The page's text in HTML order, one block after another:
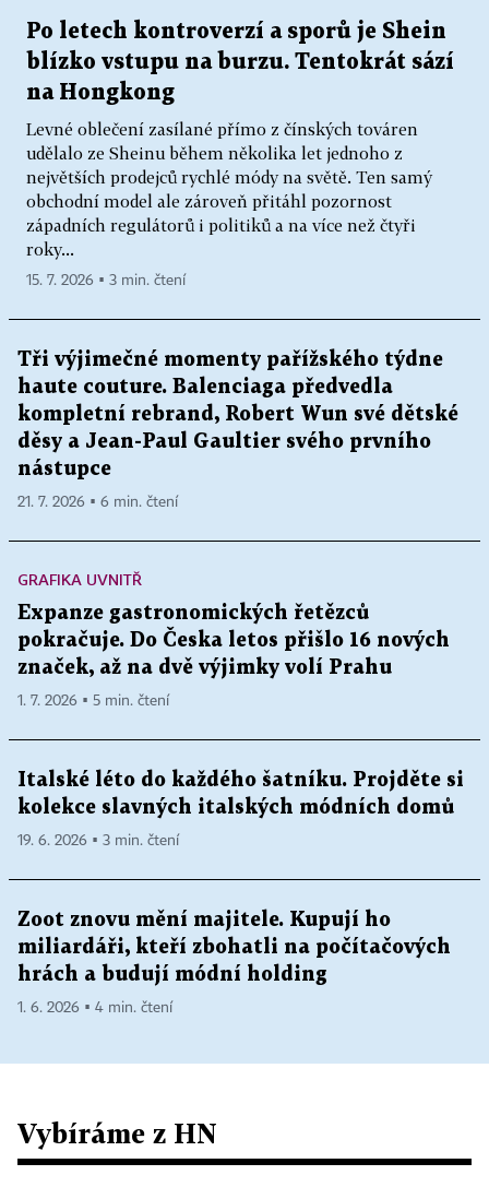
Po letech kontroverzí a sporů je Shein
blízko vstupu na burzu. Tentokrát sází
na Hongkong
Levné oblečení zasílané přímo z čínských továren
udělalo ze Sheinu během několika let jednoho z
největších prodejců rychlé módy na světě. Ten samý
obchodní model ale zároveň přitáhl pozornost
západních regulátorů i politiků a na více než čtyři
roky...
15. 7. 2026 ▪ 3 min. čtení
Tři výjimečné momenty pařížského týdne
haute couture. Balenciaga předvedla
kompletní rebrand, Robert Wun své dětské
děsy a Jean-Paul Gaultier svého prvního
nástupce
21. 7. 2026 ▪ 6 min. čtení
GRAFIKA UVNITŘ
Expanze gastronomických řetězců
pokračuje. Do Česka letos přišlo 16 nových
značek, až na dvě výjimky volí Prahu
1. 7. 2026 ▪ 5 min. čtení
Italské léto do každého šatníku. Projděte si
kolekce slavných italských módních domů
19. 6. 2026 ▪ 3 min. čtení
Zoot znovu mění majitele. Kupují ho
miliardáři, kteří zbohatli na počítačových
hrách a budují módní holding
1. 6. 2026 ▪ 4 min. čtení
Vybíráme z HN